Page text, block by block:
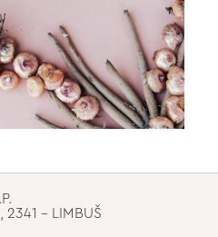
2341 - LIMBUŠ